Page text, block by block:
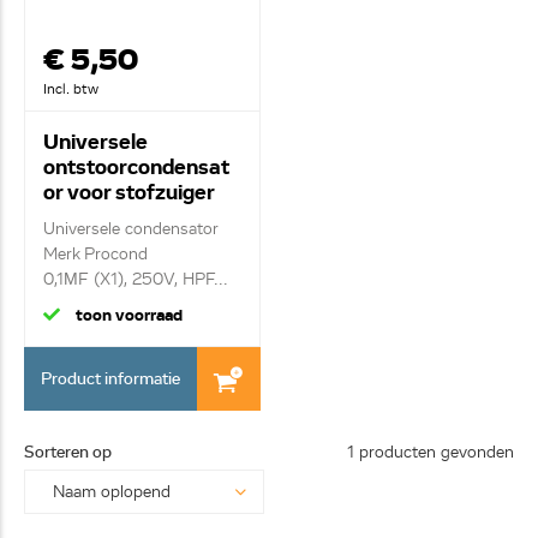
€ 5,50
Incl. btw
Universele
ontstoorcondensat
or voor stofzuiger
0,1uf 250Vac
Universele condensator
Merk Procond
0,1ΜF (X1), 250V, HPF...
toon voorraad
Product informatie
Sorteren op 1 producten gevonden